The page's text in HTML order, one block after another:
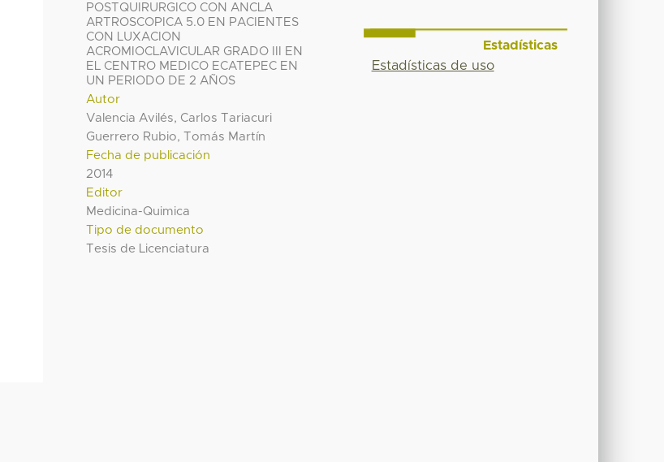
POSTQUIRURGICO CON ANCLA
ARTROSCOPICA 5.0 EN PACIENTES
CON LUXACION
ACROMIOCLAVICULAR GRADO III EN
EL CENTRO MEDICO ECATEPEC EN
UN PERIODO DE 2 AÑOS
Autor
Valencia Avilés, Carlos Tariacuri
Guerrero Rubio, Tomás Martín
Fecha de publicación
2014
Editor
Medicina-Quimica
Tipo de documento
Tesis de Licenciatura
Estadísticas
Estadísticas de uso